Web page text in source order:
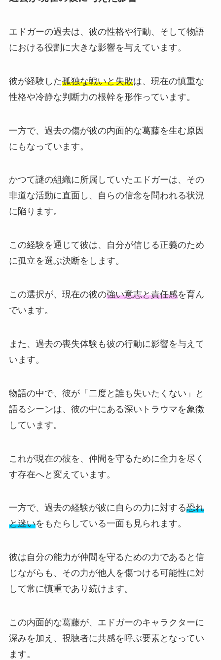
エドガーの過去は、彼の性格や行動、そして物語
における役割に大きな影響を与えています。
彼が経験した孤独な戦いと失敗は、現在の慎重な
性格や冷静な判断力の根幹を形作っています。
一方で、過去の傷が彼の内面的な葛藤を生む原因
にもなっています。
かつて謎の組織に所属していたエドガーは、その
非道な活動に直面し、自らの信念を問われる状況
に陥ります。
この経験を通じて彼は、自分が信じる正義のため
に孤立を選ぶ決断をします。
この選択が、現在の彼の強い意志と責任感を育ん
でいます。
また、過去の喪失体験も彼の行動に影響を与えて
います。
物語の中で、彼が「二度と誰も失いたくない」と
語るシーンは、彼の中にある深いトラウマを象徴
しています。
これが現在の彼を、仲間を守るために全力を尽く
す存在へと変えています。
一方で、過去の経験が彼に自らの力に対する恐れ
と迷いをもたらしている一面も見られます。
彼は自分の能力が仲間を守るための力であると信
じながらも、その力が他人を傷つける可能性に対
して常に慎重であり続けます。
この内面的な葛藤が、エドガーのキャラクターに
深みを加え、視聴者に共感を呼ぶ要素となってい
ます。